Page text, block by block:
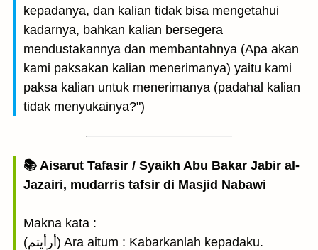
kepadanya, dan kalian tidak bisa mengetahui
kadarnya, bahkan kalian bersegera
mendustakannya dan membantahnya (Apa akan
kami paksakan kalian menerimanya) yaitu kami
paksa kalian untuk menerimanya (padahal kalian
tidak menyukainya?")
📚 Aisarut Tafasir / Syaikh Abu Bakar Jabir al-
Jazairi, mudarris tafsir di Masjid Nabawi
Makna kata :
(أرأيتم) Ara aitum : Kabarkanlah kepadaku.